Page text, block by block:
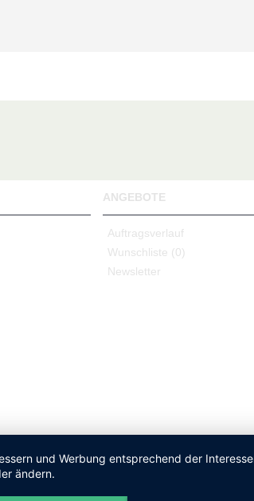
ANGEBOTE
Auftragsverlauf
Wunschliste (0)
Newsletter
und Werbung entsprechend der
ändern.